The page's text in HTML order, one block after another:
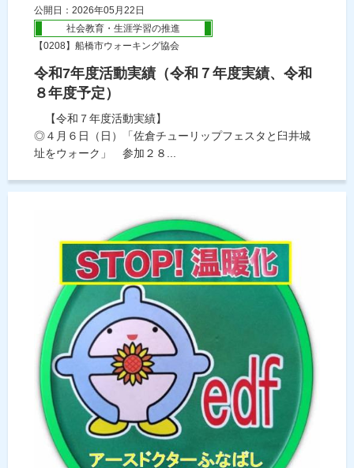
公開日：2026年05月22日
社会教育・生涯学習の推進
【0208】船橋市ウォーキング協会
令和7年度活動実績（令和７年度実績、令和
８年度予定）
【令和７年度活動実績】
◎４月６日（日）「佐倉チューリップフェスタと臼井城
址をウォーク」 参加２８...